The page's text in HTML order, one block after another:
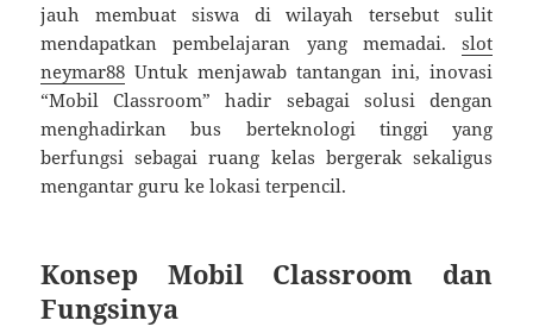
jauh membuat siswa di wilayah tersebut sulit
mendapatkan pembelajaran yang memadai. slot
neymar88 Untuk menjawab tantangan ini, inovasi
“Mobil Classroom” hadir sebagai solusi dengan
menghadirkan bus berteknologi tinggi yang
berfungsi sebagai ruang kelas bergerak sekaligus
mengantar guru ke lokasi terpencil.
Konsep Mobil Classroom dan
Fungsinya